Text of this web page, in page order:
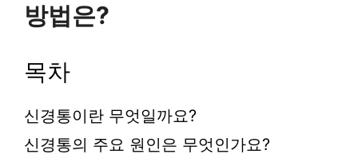
방법은?
목차
신경통이란 무엇일까요?
신경통의 주요 원인은 무엇인가요?